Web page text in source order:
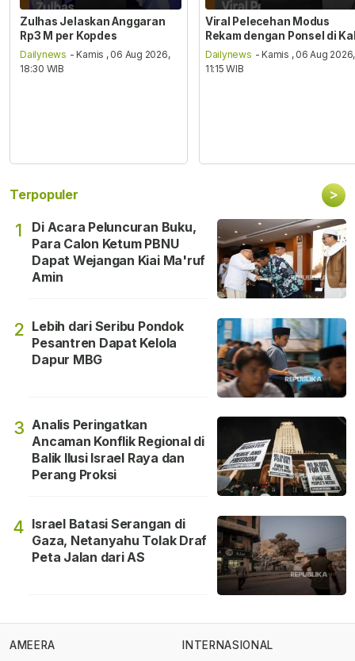
Zulhas Jelaskan Anggaran
Rp3 M per Kopdes
Dailynews - Kamis , 06 Aug 2026,
18:30 WIB
Viral Pelecehan Modus
Rekam dengan Ponsel di
Dailynews - Kamis , 06 Aug 2026,
11:15 WIB
Terpopuler >
1
Di Acara Peluncuran Buku,
Para Calon Ketum PBNU
Dapat Wejangan Kiai Ma'ruf
Amin
2 Lebih dari Seribu Pondok
Pesantren Dapat Kelola
Dapur MBG
3 Analis Peringatkan
Ancaman Konflik Regional di
Balik Ilusi Israel Raya dan
Perang Proksi
4 Israel Batasi Serangan di
Gaza, Netanyahu Tolak Draf
Peta Jalan dari AS
AMEERA
INTERNASIONAL